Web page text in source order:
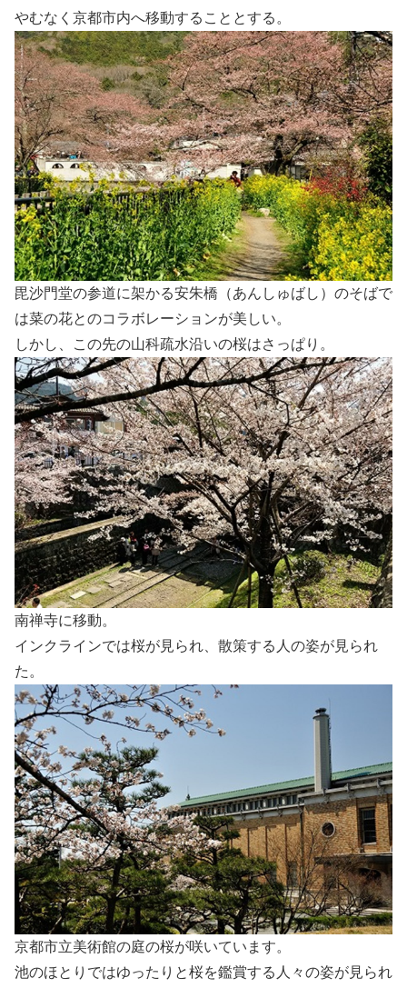
やむなく京都市内へ移動することとする。
毘沙門堂の参道に架かる安朱橋（あんしゅばし）のそばで
は菜の花とのコラボレーションが美しい。
しかし、この先の山科疏水沿いの桜はさっぱり。
南禅寺に移動。
インクラインでは桜が見られ、散策する人の姿が見られ
た。
京都市立美術館の庭の桜が咲いています。
池のほとりではゆったりと桜を鑑賞する人々の姿が見られ